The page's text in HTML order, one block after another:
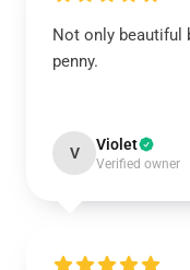
Not only beautiful
penny.
V Violet
Verified owner